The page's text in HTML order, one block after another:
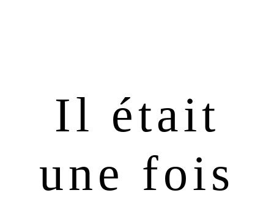
Il était
une fois